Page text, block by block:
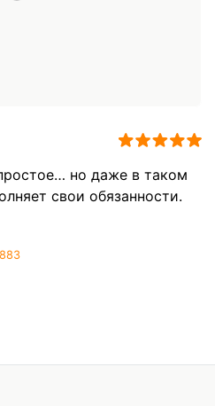
но даже в таком
свои обязанности.